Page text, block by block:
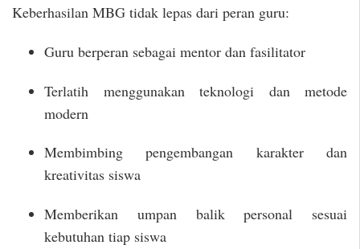
Keberhasilan MBG tidak lepas dari peran guru:
Guru berperan sebagai mentor dan fasilitator
Terlatih menggunakan teknologi dan metode
modern
Membimbing pengembangan karakter dan
kreativitas siswa
Memberikan umpan balik personal sesuai
kebutuhan tiap siswa